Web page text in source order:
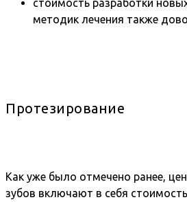
стоимость разработки
методик лечения также
Протезирование
Как уже было отмечено ранее,
зубов включают в себя